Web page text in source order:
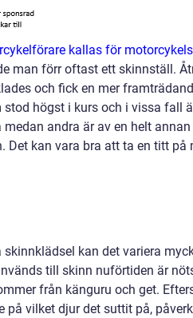
kallas för
man förr oftast ett skinnställ.
och fick en mer
högst i kurs och i vissa fall
medan andra är av en helt
Det kan vara bra att ta en titt
skinnklädsel kan det variera
till skinn nuförtiden är
från känguru och get.
på vilket djur det suttit på,